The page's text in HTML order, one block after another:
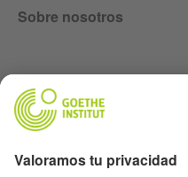
Sobre nosotros
Lasst uns Freunde